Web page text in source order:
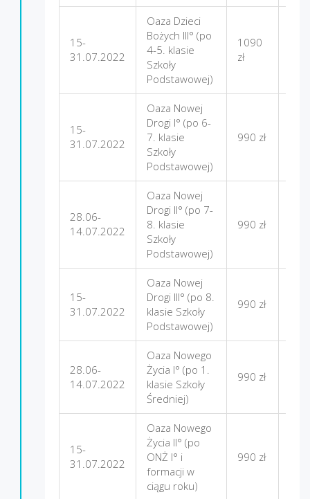
15-
31.07.2022
Oaza Dzieci
Bożych III° (po
4-5. klasie
Szkoły
Podstawowej)
1090
zł
15-
31.07.2022
Oaza Nowej
Drogi I° (po 6-
7. klasie
Szkoły
Podstawowej)
990 zł
28.06-
14.07.2022
Oaza Nowej
Drogi II° (po 7-
8. klasie
Szkoły
Podstawowej)
990 zł
15-
31.07.2022
Oaza Nowej
Drogi III° (po 8.
klasie Szkoły
Podstawowej)
990 zł
28.06-
14.07.2022
Oaza Nowego
Życia I° (po 1.
klasie Szkoły
Średniej)
990 zł
15-
31.07.2022
Oaza Nowego
Życia II° (po
ONŻ I° i
formacji w
ciągu roku)
990 zł